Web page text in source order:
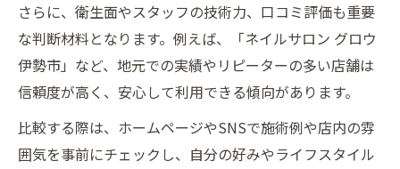
さらに、衛生面やスタッフの技術力、口コミ評価も重要
な判断材料となります。例えば、「ネイルサロン グロウ
伊勢市」など、地元での実績やリピーターの多い店舗は
信頼度が高く、安心して利用できる傾向があります。
比較する際は、ホームページやSNSで施術例や店内の雰
囲気を事前にチェックし、自分の好みやライフスタイル